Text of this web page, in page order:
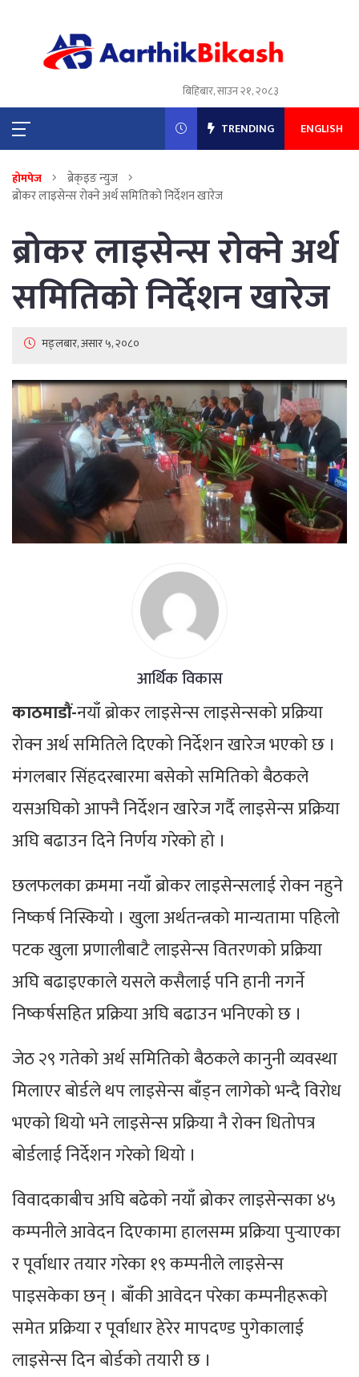
बिहिबार, साउन २१, २०८३
TRENDING ENGLISH
होमपेज
ब्रेक्इङ न्युज
ब्रोकर लाइसेन्स रोक्ने अर्थ समितिको निर्देशन खारेज
ब्रोकर लाइसेन्स रोक्ने अर्थ
समितिको निर्देशन खारेज
मङ्लबार, असार ५, २०८०
आर्थिक विकास
काठमाडौं-नयाँ ब्रोकर लाइसेन्स लाइसेन्सको प्रक्रिया
रोक्न अर्थ समितिले दिएको निर्देशन खारेज भएको छ ।
मंगलबार सिंहदरबारमा बसेको समितिको बैठकले
यसअघिको आफ्नै निर्देशन खारेज गर्दै लाइसेन्स प्रक्रिया
अघि बढाउन दिने निर्णय गरेको हो ।
छलफलका क्रममा नयाँ ब्रोकर लाइसेन्सलाई रोक्न नहुने
निष्कर्ष निस्कियो । खुला अर्थतन्त्रको मान्यतामा पहिलो
पटक खुला प्रणालीबाटै लाइसेन्स वितरणको प्रक्रिया
अघि बढाइएकाले यसले कसैलाई पनि हानी नगर्ने
निष्कर्षसहित प्रक्रिया अघि बढाउन भनिएको छ ।
जेठ २९ गतेको अर्थ समितिको बैठकले कानुनी व्यवस्था
मिलाएर बोर्डले थप लाइसेन्स बाँड्न लागेको भन्दै विरोध
भएको थियो भने लाइसेन्स प्रक्रिया नै रोक्न धितोपत्र
बोर्डलाई निर्देशन गरेको थियो ।
विवादकाबीच अघि बढेको नयाँ ब्रोकर लाइसेन्सका ४५
कम्पनीले आवेदन दिएकामा हालसम्म प्रक्रिया पुर्‍याएका
र पूर्वाधार तयार गरेका १९ कम्पनीले लाइसेन्स
पाइसकेका छन् । बाँकी आवेदन परेका कम्पनीहरूको
समेत प्रक्रिया र पूर्वाधार हेरेर मापदण्ड पुगेकालाई
लाइसेन्स दिन बोर्डको तयारी छ ।